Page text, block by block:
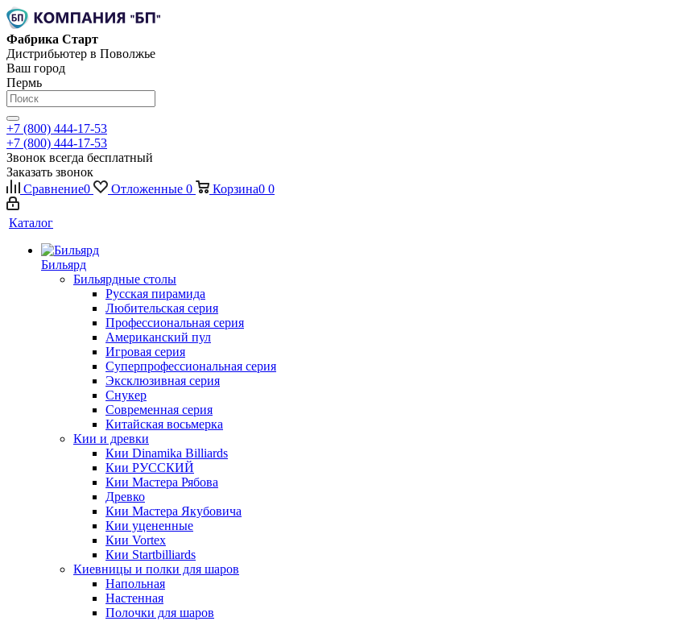
Фабрика Старт
Дистрибьютер в Поволжье
Ваш город
Пермь
+7 (800) 444-17-53
+7 (800) 444-17-53
Звонок всегда бесплатный
Заказать звонок
Сравнение0 Отложенные 0 Корзина0 0
Каталог
Бильярд
Бильярдные столы
Русская пирамида
Любительская серия
Профессиональная серия
Американский пул
Игровая серия
Суперпрофессиональная серия
Эксклюзивная серия
Снукер
Современная серия
Китайская восьмерка
Кии и древки
Кии Dinamika Billiards
Кии РУССКИЙ
Кии Мастера Рябова
Древко
Кии Мастера Якубовича
Кии уцененные
Кии Vortex
Кии Startbilliards
Киевницы и полки для шаров
Напольная
Настенная
Полочки для шаров